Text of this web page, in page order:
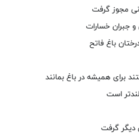
جبران خسارات
باغ فاتح
برای همیشه در باغ بمانند
است
دیگر گرفت